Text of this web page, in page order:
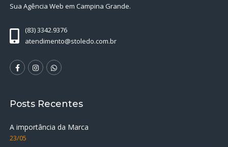
Sua Agência Web em Campina Grande.
(83) 3342.9376
atendimento@stoledo.com.br
Posts Recentes
A importância da Marca
23/05